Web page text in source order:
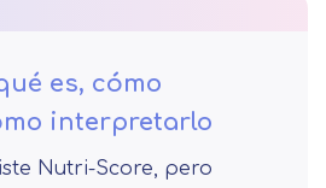
es, cómo
interpretarlo
Nutri-Score, pero